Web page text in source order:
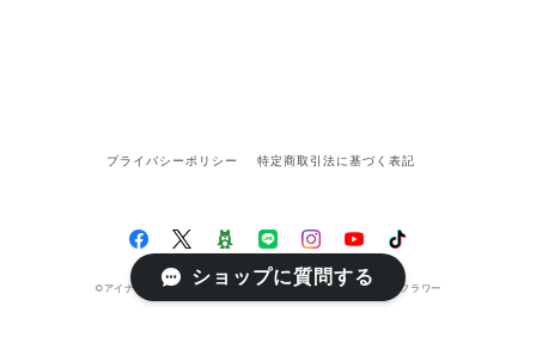
プライバシーポリシー 特定商取引法に基づく表記
©アイナフAinaf｜手作りのお花｜フラワーキャンドル・ペーパーフラワー
ショップに質問する